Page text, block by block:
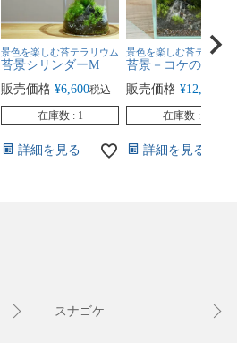
景色を楽しむ苔テラリウム
苔景シリンダーM
販売価格 ¥6,600税込
在庫数 1
詳細を見る
景色を楽しむ苔テラリウ
苔景－コケの箱庭
販売価格 ¥12,100
在庫数
詳細を見る
スナゴケ